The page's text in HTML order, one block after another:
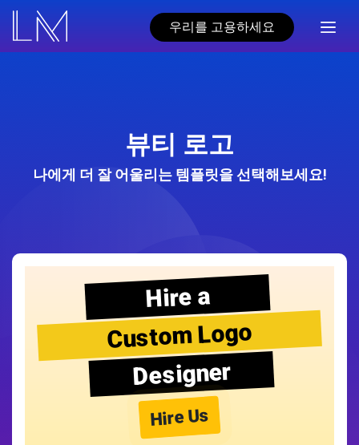
우리를 고용하세요
뷰티 로고
나에게 더 잘 어울리는 템플릿을 선택해보세요!
Hire a
Custom Logo
Designer
Hire Us